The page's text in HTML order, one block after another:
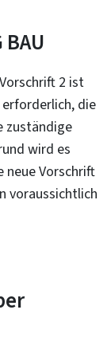
2 ist
erforderlich, die
zuständige
wird es
neue Vorschrift
voraussichtlich